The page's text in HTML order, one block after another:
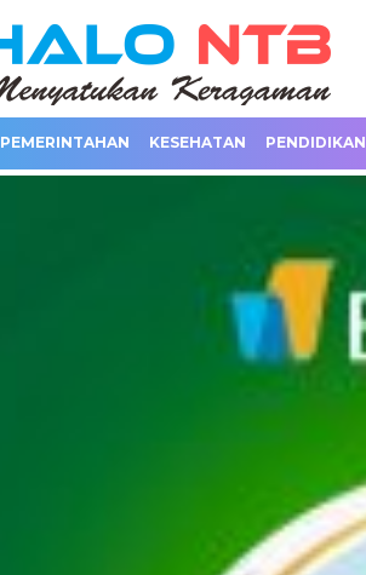
PEMERINTAHAN KESEHATAN PENDIDIKAN